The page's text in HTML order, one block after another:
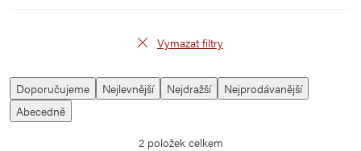
Vymazat filtry
V
ý
p
Ř
a
z
Doporučujeme Nejlevnější Nejdražší
Nejprodávanější
Abecedně
2položek celkem